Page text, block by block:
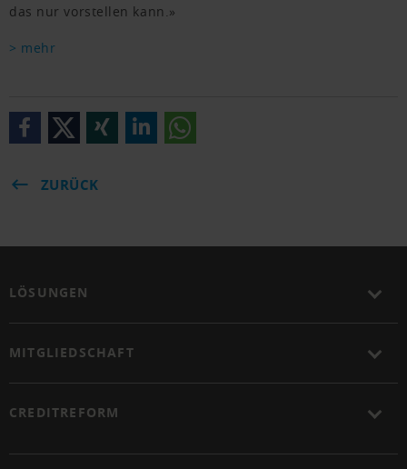
das nur vorstellen kann.»
> mehr
ZURÜCK
LÖSUNGEN
MITGLIEDSCHAFT
CREDITREFORM